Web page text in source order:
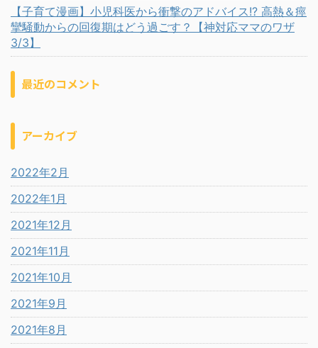
【子育て漫画】小児科医から衝撃のアドバイス!? 高熱＆痙
攣騒動からの回復期はどう過ごす？【神対応ママのワザ
3/3】
最近のコメント
アーカイブ
2022年2月
2022年1月
2021年12月
2021年11月
2021年10月
2021年9月
2021年8月